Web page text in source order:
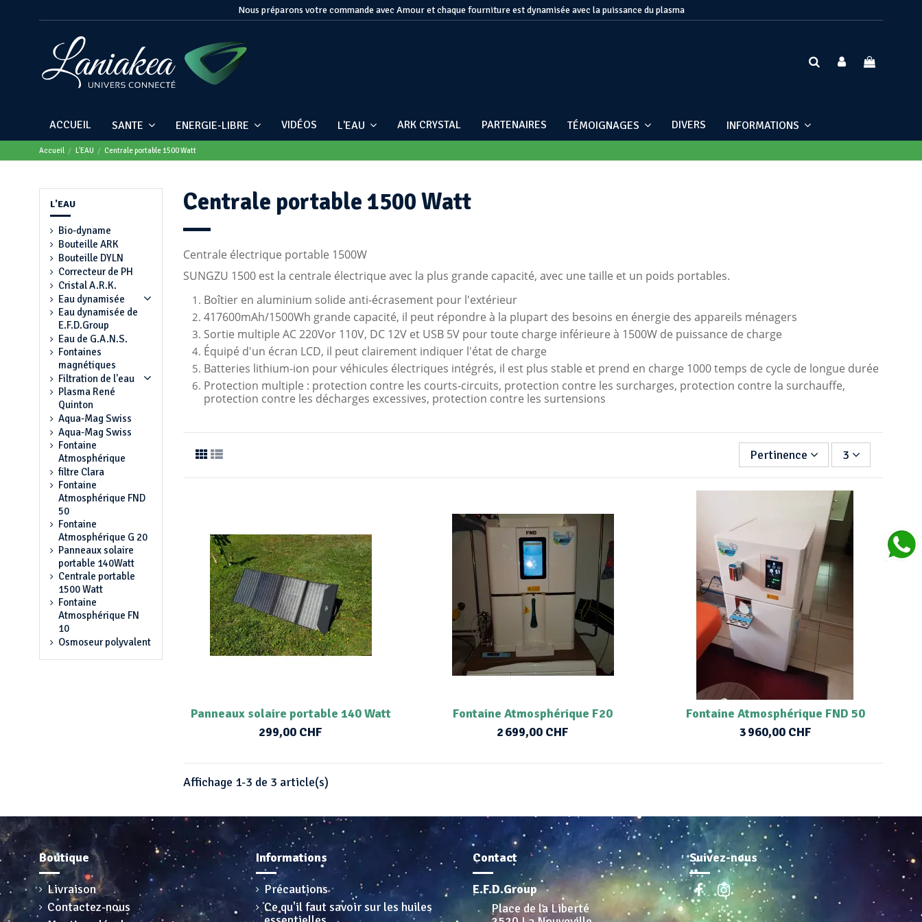
Nous préparons votre commande avec Amour et chaque fourniture est dynamisée avec la puissance du plasma
ACCUEIL SANTE ENERGIE-LIBRE VIDÉOS L'EAU ARK CRYSTAL PARTENAIRES TÉMOIGNAGES DIVERS INFORMATIONS
Accueil L'EAU Centrale portable 1500 Watt
Centrale portable 1500 Watt
Centrale électrique portable 1500W
SUNGZU 1500 est la centrale électrique avec la plus grande capacité, avec une taille et un poids portables.
Boîtier en aluminium solide anti-écrasement pour l'extérieur
417600mAh/1500Wh grande capacité, il peut répondre à la plupart des besoins en énergie des appareils ménagers
Sortie multiple AC 220Vor 110V, DC 12V et USB 5V pour toute charge inférieure à 1500W de puissance de charge
Équipé d'un écran LCD, il peut clairement indiquer l'état de charge
Batteries lithium-ion pour véhicules électriques intégrés, il est plus stable et prend en charge 1000 temps de cycle de longue durée
Protection multiple : protection contre les courts-circuits, protection contre les surcharges, protection contre la surchauffe,
protection contre les décharges excessives, protection contre les surtensions
Pertinence 3
Panneaux solaire portable 140 Watt
299,00 CHF
Fontaine Atmosphérique F20
2 699,00 CHF
Fontaine Atmosphérique FND 50
3 960,00 CHF
Affichage 1-3 de 3 article(s)
L'EAU
Bio-dyname
Bouteille ARK
Bouteille DYLN
Correcteur de PH
Cristal A.R.K.
Eau dynamisée
Eau dynamisée de
E.F.D.Group
Eau de G.A.N.S.
Fontaines
magnétiques
Filtration de l'eau
Plasma René
Quinton
Aqua-Mag Swiss
Aqua-Mag Swiss
Fontaine
Atmosphérique
filtre Clara
Fontaine
Atmosphérique FND
50
Fontaine
Atmosphérique G 20
Panneaux solaire
portable 140Watt
Centrale portable
1500 Watt
Fontaine
Atmosphérique FN
10
Osmoseur polyvalent
Boutique
Livraison
Contactez-nous
Informations
Précautions
Ce qu'il faut savoir sur les huiles
Contact
E.F.D.Group
Place de la Liberté
Suivez-nous